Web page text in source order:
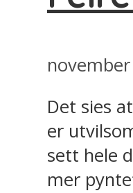
Det sies
er
sett hele
mer